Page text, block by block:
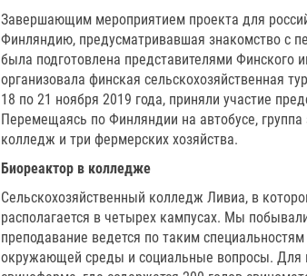
Завершающим мероприятием проекта для
Финляндию, предусматривавшая знакомство с
была подготовлена представителями Финского
организовала финская сельскохозяйственная
18 по 21 ноября 2019 года, приняли участие
Перемещаясь по Финляндии на автобусе,
колледж и три фермерских хозяйства.
Биореактор в колледже
Сельскохозяйственный колледж Ливиа, в
располагается в четырех кампусах. Мы
преподавание ведется по таким
окружающей среды и социальные вопросы. Для